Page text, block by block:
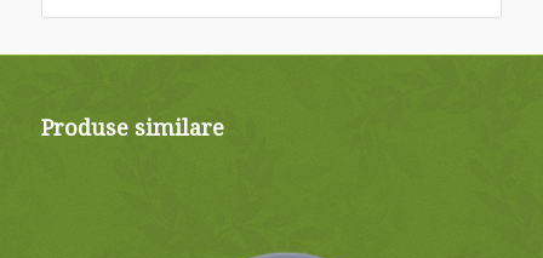
Produse similare